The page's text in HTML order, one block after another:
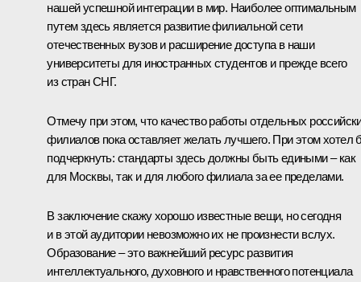
нашей успешной интеграции в мир. Наиболее оптимальным
путем здесь является развитие филиальной сети
отечественных вузов и расширение доступа в наши
университеты для иностранных студентов и прежде всего
из стран СНГ.
Отмечу при этом, что качество работы отдельных
филиалов пока оставляет желать лучшего. При этом хотел
подчеркнуть: стандарты здесь должны быть едиными – как
для Москвы, так и для любого филиала за ее пределами.
В заключение скажу хорошо известные вещи, но сегодня
и в этой аудитории невозможно их не произнести вслух.
Образование – это важнейший ресурс развития
интеллектуального, духовного и нравственного потенциала